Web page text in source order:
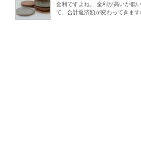
金利ですよね。 金利が高いか低
て、合計返済額が変わってきます